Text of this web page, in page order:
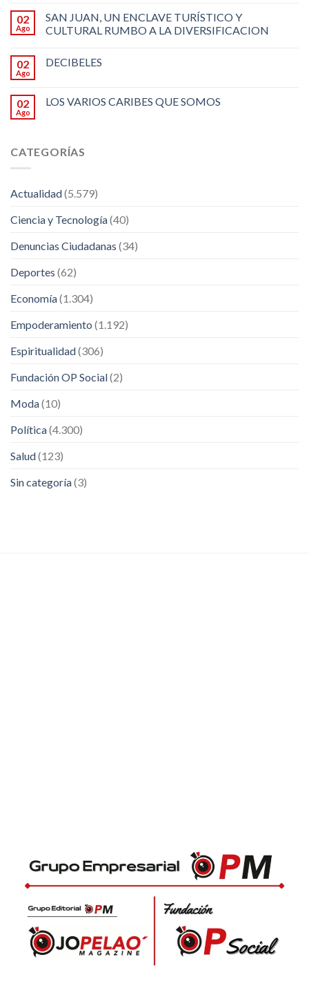
02
Ago
SAN JUAN, UN ENCLAVE TURÍSTICO Y
CULTURAL RUMBO A LA DIVERSIFICACION
02
Ago
DECIBELES
02
Ago
LOS VARIOS CARIBES QUE SOMOS
CATEGORÍAS
Actualidad(5.579)
Ciencia y Tecnología(40)
Denuncias Ciudadanas (34)
Deportes (62)
Economía(1.304)
Empoderamiento (1.192)
Espiritualidad(306)
Fundación OP Social(2)
Moda(10)
Política(4.300)
Salud(123)
Sin categoría(3)